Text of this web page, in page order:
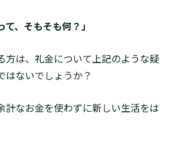
て、そもそも何？」
方は、礼金について上記のような疑
はないでしょうか？
計なお金を使わずに新しい生活をは